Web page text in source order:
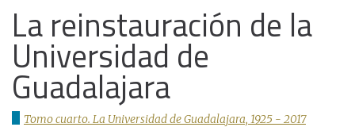
Galería
Documentos institucionales
La reinstauración de la
Universidad de
Guadalajara
Tomo cuarto. La Universidad de Guadalajara, 1925 - 2017